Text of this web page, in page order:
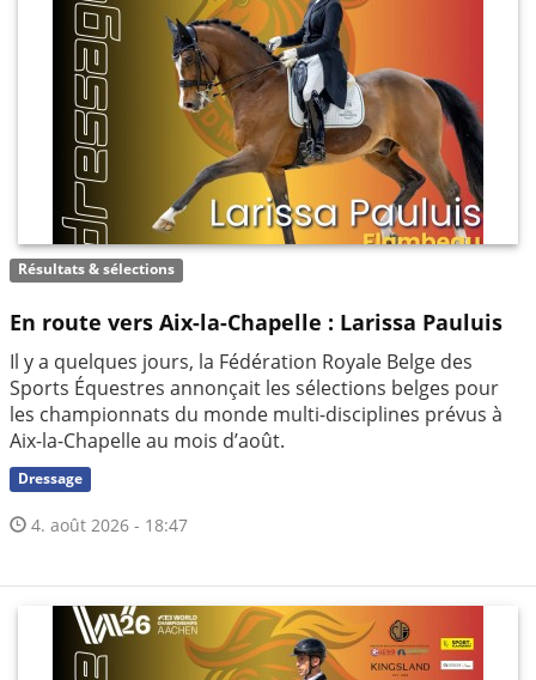
Résultats & sélections
En route vers Aix-la-Chapelle : Larissa Pauluis
Il y a quelques jours, la Fédération Royale Belge des
Sports Équestres annonçait les sélections belges pour
les championnats du monde multi-disciplines prévus à
Aix-la-Chapelle au mois d’août.
Dressage
4. août 2026 - 18:47